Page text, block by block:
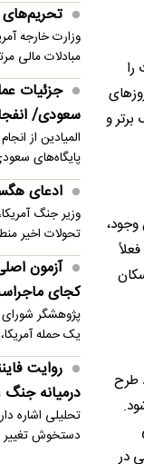
40 روزه معادلات را
و
وجود،
سکان
که با وجود طرح
در
آزمون
کجای
واکنش
مناقشه
تغییر مسیر
تحریم‌های
وزارت خارجه
مبادلات مالی
جزئیات
سعودی/
المیادین از
پایگاه‌های
ادعای
وزیر جنگ
تحولات اخیر
آزمون
کجای
پژوهشگر شورای
یک حمله
روایت
درمیانه جنگ
تحلیلی اشاره
دستخوش تغییر